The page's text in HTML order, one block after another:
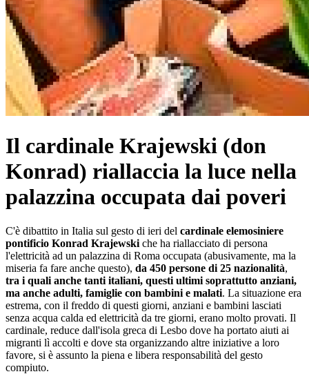
Il cardinale Krajewski (don
Konrad) riallaccia la luce nella
palazzina occupata dai poveri
C'è dibattito in Italia sul gesto di ieri del cardinale elemosiniere
pontificio Konrad Krajewski che ha riallacciato di persona
l'elettricità ad un palazzina di Roma occupata (abusivamente, ma la
miseria fa fare anche questo), da 450 persone di 25 nazionalità,
tra i quali anche tanti italiani, questi ultimi soprattutto anziani,
ma anche adulti, famiglie con bambini e malati. La situazione era
estrema, con il freddo di questi giorni, anziani e bambini lasciati
senza acqua calda ed elettricità da tre giorni, erano molto provati. Il
cardinale, reduce dall'isola greca di Lesbo dove ha portato aiuti ai
migranti lì accolti e dove sta organizzando altre iniziative a loro
favore, si è assunto la piena e libera responsabilità del gesto
compiuto.